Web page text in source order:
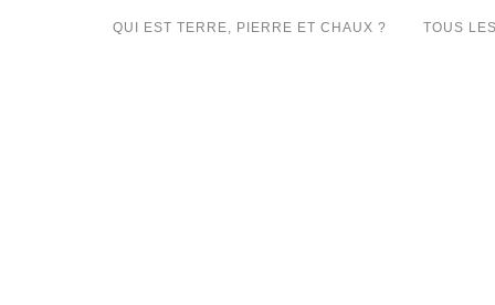
QUI EST TERRE, PIERRE ET CHAUX ? TOUS